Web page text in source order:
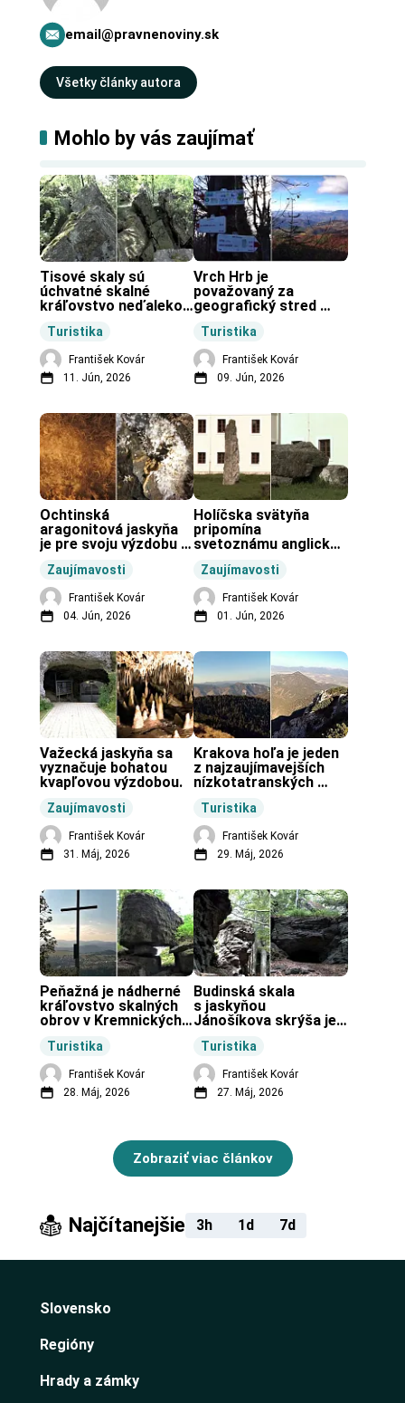
email@pravnenoviny.sk
Všetky články autora
Mohlo by vás zaujímať
Turistika
Tisové skaly sú
úchvatné skalné
kráľovstvo neďaleko
František Kovár
11. Jún, 2026
Turistika
Vrch Hrb je
považovaný za
geografický stred
František Kovár
09. Jún, 2026
Zaujímavosti
Ochtinská
aragonitová jaskyňa
je pre svoju výzdobu
vo svete.
František Kovár
04. Jún, 2026
Zaujímavosti
Holíčska svätyňa
pripomína
svetoznámu anglickú
František Kovár
01. Jún, 2026
Zaujímavosti
Važecká jaskyňa sa
vyznačuje bohatou
kvapľovou výzdobou.
František Kovár
31. Máj, 2026
Turistika
Krakova hoľa je jeden
z najzaujímavejších
nízkotatranských
František Kovár
29. Máj, 2026
Turistika
Peňažná je nádherné
kráľovstvo skalných
obrov v Kremnických
František Kovár
28. Máj, 2026
Turistika
Budinská skala
s jaskyňou
Jánošíkova skrýša je
obci Budiná.
František Kovár
27. Máj, 2026
Zobraziť viac článkov
Najčítanejšie 3h 1d 7d
Slovensko
Regióny
Hrady a zámky